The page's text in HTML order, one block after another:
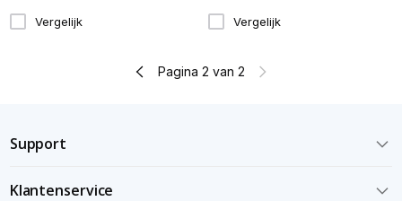
Vergelijk Vergelijk
Pagina 2 van 2
Support
Klantenservice